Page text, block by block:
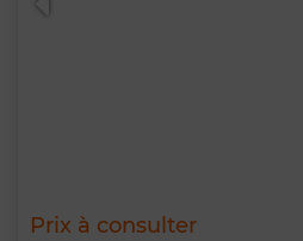
Prix à consulter